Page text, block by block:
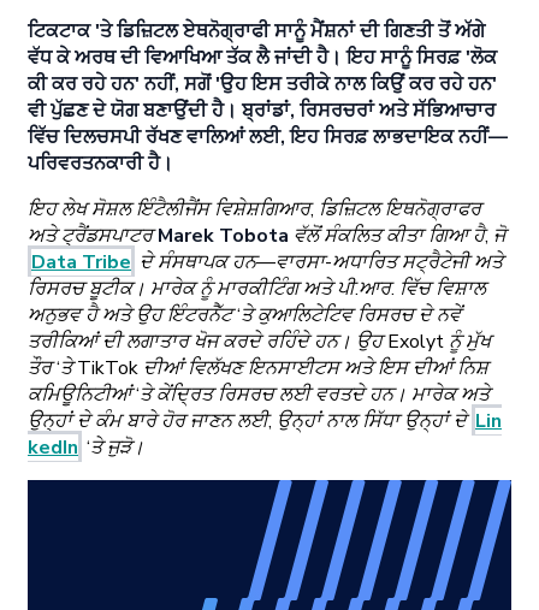
ਟਿਕਟਾਕ 'ਤੇ ਡਿਜ਼ਿਟਲ ਏਥਨੋਗ੍ਰਾਫੀ ਸਾਨੂੰ ਮੈਂਸ਼ਨਾਂ ਦੀ ਗਿਣਤੀ ਤੋਂ ਅੱਗੇ
ਵੱਧ ਕੇ ਅਰਥ ਦੀ ਵਿਆਖਿਆ ਤੱਕ ਲੈ ਜਾਂਦੀ ਹੈ। ਇਹ ਸਾਨੂੰ ਸਿਰਫ਼ 'ਲੋਕ
ਕੀ ਕਰ ਰਹੇ ਹਨ' ਨਹੀਂ, ਸਗੋਂ 'ਉਹ ਇਸ ਤਰੀਕੇ ਨਾਲ ਕਿਉਂ ਕਰ ਰਹੇ ਹਨ'
ਵੀ ਪੁੱਛਣ ਦੇ ਯੋਗ ਬਣਾਉਂਦੀ ਹੈ। ਬ੍ਰਾਂਡਾਂ, ਰਿਸਰਚਰਾਂ ਅਤੇ ਸੱਭਿਆਚਾਰ
ਵਿੱਚ ਦਿਲਚਸਪੀ ਰੱਖਣ ਵਾਲਿਆਂ ਲਈ, ਇਹ ਸਿਰਫ਼ ਲਾਭਦਾਇਕ ਨਹੀਂ—
ਪਰਿਵਰਤਨਕਾਰੀ ਹੈ।
ਇਹ ਲੇਖ ਸੋਸ਼ਲ ਇੰਟੈਲੀਜੈਂਸ ਵਿਸ਼ੇਸ਼ਗਿਆਰ, ਡਿਜ਼ਿਟਲ ਇਥਨੋਗ੍ਰਾਫਰ
ਅਤੇ ਟ੍ਰੈਂਡਸਪਾਟਰMarek Tobota ਵੱਲੋਂ ਸੰਕਲਿਤ ਕੀਤਾ ਗਿਆ ਹੈ, ਜੋ
Data Tribe ਦੇ ਸੰਸਥਾਪਕ ਹਨ—ਵਾਰਸਾ-ਅਧਾਰਿਤ ਸਟ੍ਰੈਟੇਜੀ ਅਤੇ
ਰਿਸਰਚ ਬੂਟੀਕ। ਮਾਰੇਕ ਨੂੰ ਮਾਰਕੀਟਿੰਗ ਅਤੇ ਪੀ.ਆਰ. ਵਿੱਚ ਵਿਸ਼ਾਲ
ਅਨੁਭਵ ਹੈ ਅਤੇ ਉਹ ਇੰਟਰਨੈੱਟ ‘ਤੇ ਕੁਆਲਿਟੇਟਿਵ ਰਿਸਰਚ ਦੇ ਨਵੇਂ
ਤਰੀਕਿਆਂ ਦੀ ਲਗਾਤਾਰ ਖੋਜ ਕਰਦੇ ਰਹਿੰਦੇ ਹਨ। ਉਹ Exolyt ਨੂੰ ਮੁੱਖ
ਤੌਰ ‘ਤੇ TikTok ਦੀਆਂ ਵਿਲੱਖਣ ਇਨਸਾਈਟਸ ਅਤੇ ਇਸ ਦੀਆਂ ਨਿਸ਼
ਕਮਿਊਨਿਟੀਆਂ ‘ਤੇ ਕੇਂਦ੍ਰਿਤ ਰਿਸਰਚ ਲਈ ਵਰਤਦੇ ਹਨ। ਮਾਰੇਕ ਅਤੇ
ਉਨ੍ਹਾਂ ਦੇ ਕੰਮ ਬਾਰੇ ਹੋਰ ਜਾਣਨ ਲਈ, ਉਨ੍ਹਾਂ ਨਾਲ ਸਿੱਧਾ ਉਨ੍ਹਾਂ ਦੇ Lin
kedIn ‘ਤੇ ਜੁੜੋ।